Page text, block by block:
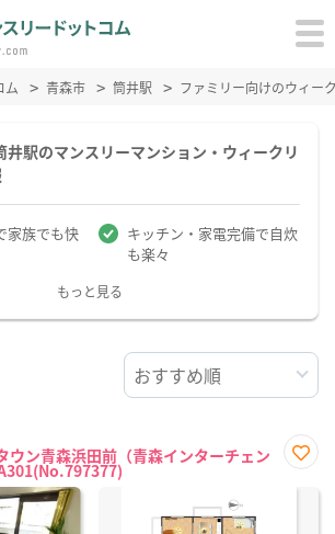
ム 青森市 筒井駅 ファミリー向けのウィー
井駅のマンスリーマンション・ウィークリ
家族でも快
キッチン・家電完備で自炊
も楽々
もっと見る
ウン青森浜田前（青森インターチェン
に入